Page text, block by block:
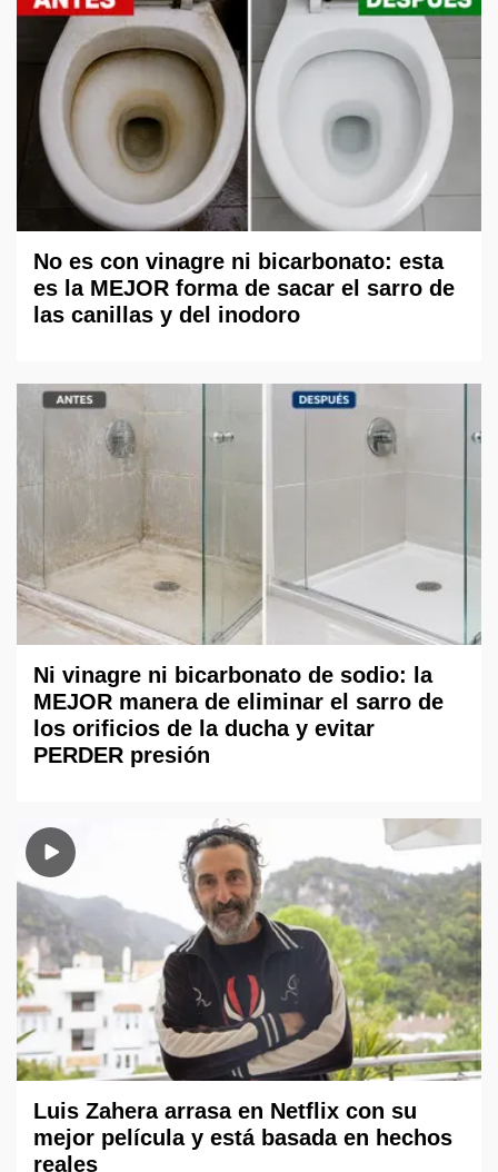
No es con vinagre ni bicarbonato: esta
es la MEJOR forma de sacar el sarro de
las canillas y del inodoro
Ni vinagre ni bicarbonato de sodio: la
MEJOR manera de eliminar el sarro de
los orificios de la ducha y evitar
PERDER presión
Luis Zahera arrasa en Netflix con su
mejor película y está basada en hechos
reales